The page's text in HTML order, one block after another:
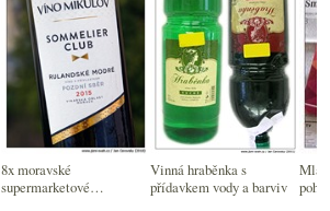
8x moravské
supermarketové
Vinná hraběnka s
přídavkem vody a barviv